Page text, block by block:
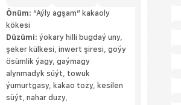
Önüm: “Aýly agşam” kakaoly
kökesi
Düzümi: ýokary hilli bugdaý uny,
şeker külkesi, inwert şiresi, goýy
ösümlik ýagy, gaýmagy
alynmadyk süýt, towuk
ýumurtgasy, kakao tozy, kesilen
süýt, nahar duzy,